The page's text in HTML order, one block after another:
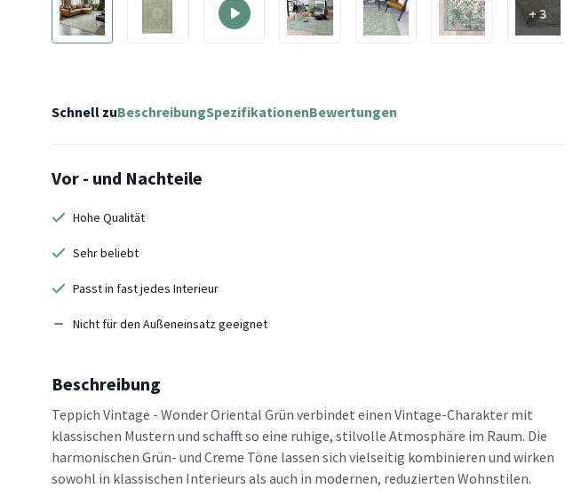
+ 3
Schnell zuBeschreibungSpezifikationenBewertungen
Vor - und Nachteile
Hohe Qualität
Sehr beliebt
Passt in fast jedes Interieur
Nicht für den Außeneinsatz geeignet
Beschreibung
Teppich Vintage - Wonder Oriental Grün verbindet einen Vintage-Charakter mit
klassischen Mustern und schafft so eine ruhige, stilvolle Atmosphäre im Raum. Die
harmonischen Grün- und Creme Töne lassen sich vielseitig kombinieren und wirken
sowohl in klassischen Interieurs als auch in modernen, reduzierten Wohnstilen.